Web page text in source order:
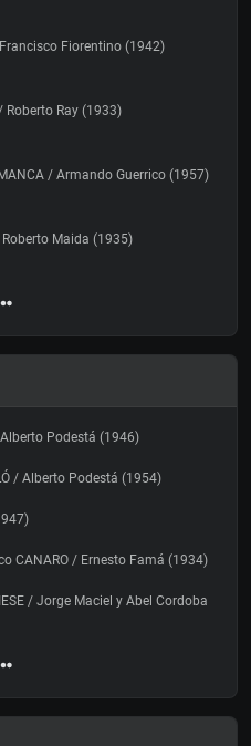
Fiorentino (1942)
Roberto Ray (1933)
/ Armando Guerrico (1957)
Maida (1935)
Alberto Podestá (1946)
/ Alberto Podestá (1954)
CANARO / Ernesto Famá (1934)
/ Jorge Maciel y Abel Cordoba